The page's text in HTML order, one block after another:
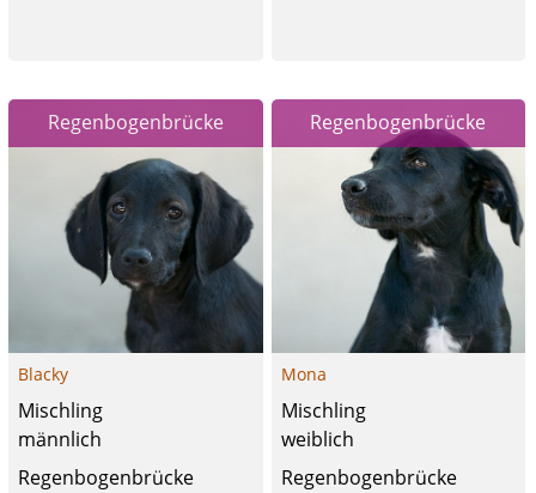
Regenbogenbrücke
Blacky
Mischling
männlich
Regenbogenbrücke
Regenbogenbrücke
Mona
Mischling
weiblich
Regenbogenbrücke